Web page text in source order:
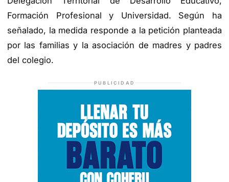
Formación Profesional y Universidad. Según ha
señalado, la medida responde a la petición planteada
por las familias y la asociación de madres y padres
del colegio.
PUBLICIDAD